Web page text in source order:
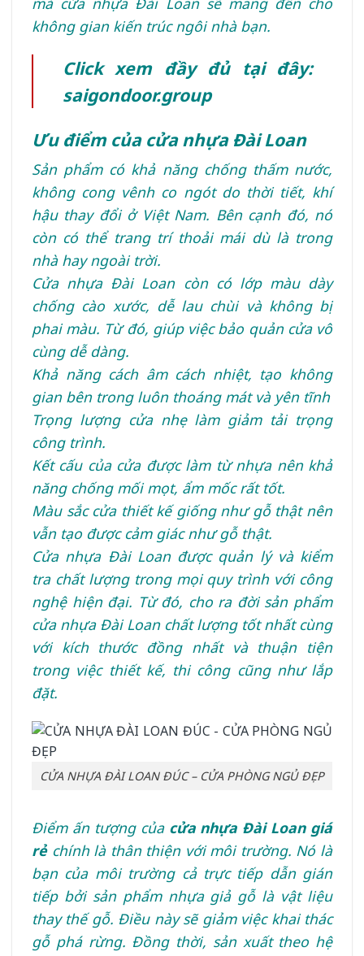
không gian kiến trúc ngôi nhà bạn.
Click xem đầy đủ tại đây:
saigondoor.group
Ưu điểm của cửa nhựa Đài Loan
Sản phẩm có khả năng chống thấm nước,
không cong vênh co ngót do thời tiết, khí
hậu thay đổi ở Việt Nam. Bên cạnh đó, nó
còn có thể trang trí thoải mái dù là trong
nhà hay ngoài trời.
Cửa nhựa Đài Loan còn có lớp màu dày
chống cào xước, dễ lau chùi và không bị
phai màu. Từ đó, giúp việc bảo quản cửa vô
cùng dễ dàng.
Khả năng cách âm cách nhiệt, tạo không
gian bên trong luôn thoáng mát và yên tĩnh
Trọng lượng cửa nhẹ làm giảm tải trọng
công trình.
Kết cấu của cửa được làm từ nhựa nên khả
năng chống mối mọt, ẩm mốc rất tốt.
Màu sắc cửa thiết kế giống như gỗ thật nên
vẫn tạo được cảm giác như gỗ thật.
Cửa nhựa Đài Loan được quản lý và kiểm
tra chất lượng trong mọi quy trình với công
nghệ hiện đại. Từ đó, cho ra đời sản phẩm
cửa nhựa Đài Loan chất lượng tốt nhất cùng
với kích thước đồng nhất và thuận tiện
trong việc thiết kế, thi công cũng như lắp
đặt.
CỬA NHỰA ĐÀI LOAN ĐÚC – CỬA PHÒNG NGỦ ĐẸP
Điểm ấn tượng của cửa nhựa Đài Loan giá
rẻchính là thân thiện với môi trường. Nó là
bạn của môi trường cả trực tiếp dẫn gián
tiếp bởi sản phẩm nhựa giả gỗ là vật liệu
thay thế gỗ. Điều này sẽ giảm việc khai thác
gỗ phá rừng. Đồng thời, sản xuất theo hệ